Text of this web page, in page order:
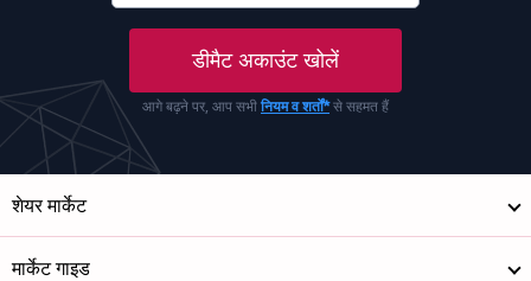
डीमैट अकाउंट खोलें
आगे बढ़ने पर, आप सभी नियम व शर्तों*से सहमत हैं
शेयर मार्केट
मार्केट गाइड